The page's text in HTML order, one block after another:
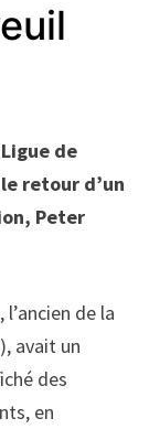
de
retour d’un
Peter
de la
avait un
des
en